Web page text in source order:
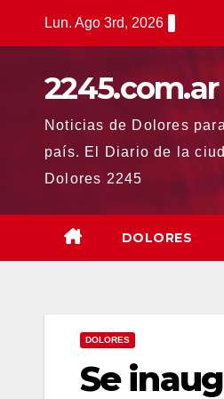
Lun. Ago 3rd, 2026
2245.com.ar
Noticias de Dolores
país. El Diario de la
Dolores 2245
DOLORES
DOLORES
Se